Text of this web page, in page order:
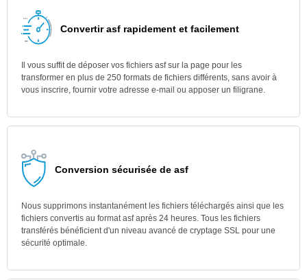
Convertir asf rapidement et facilement
Il vous suffit de déposer vos fichiers asf sur la page pour les
transformer en plus de 250 formats de fichiers différents, sans avoir à
vous inscrire, fournir votre adresse e-mail ou apposer un filigrane.
Conversion sécurisée de asf
Nous supprimons instantanément les fichiers téléchargés ainsi que les
fichiers convertis au format asf après 24 heures. Tous les fichiers
transférés bénéficient d'un niveau avancé de cryptage SSL pour une
sécurité optimale.